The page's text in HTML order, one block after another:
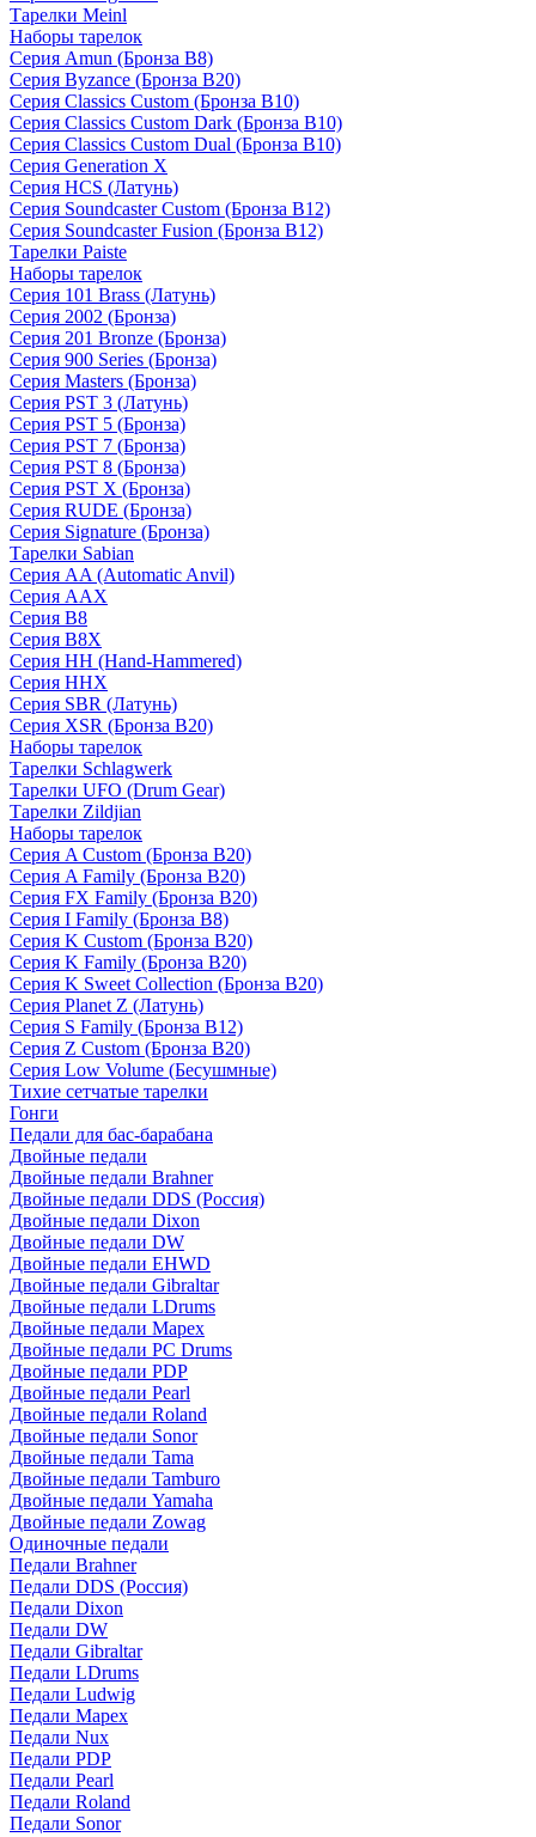
Тарелки Meinl
Наборы тарелок
Серия Amun (Бронза B8)
Серия Byzance (Бронза B20)
Серия Classics Custom (Бронза B10)
Серия Classics Custom Dark (Бронза B10)
Серия Classics Custom Dual (Бронза B10)
Серия Generation X
Серия HCS (Латунь)
Серия Soundcaster Custom (Бронза B12)
Серия Soundcaster Fusion (Бронза B12)
Тарелки Paiste
Наборы тарелок
Серия 101 Brass (Латунь)
Серия 2002 (Бронза)
Серия 201 Bronze (Бронза)
Серия 900 Series (Бронза)
Серия Masters (Бронза)
Серия PST 3 (Латунь)
Серия PST 5 (Бронза)
Серия PST 7 (Бронза)
Серия PST 8 (Бронза)
Серия PST X (Бронза)
Серия RUDE (Бронза)
Серия Signature (Бронза)
Тарелки Sabian
Серия AA (Automatic Anvil)
Серия AAX
Серия B8
Серия B8X
Серия HH (Hand-Hammered)
Серия HHX
Серия SBR (Латунь)
Серия XSR (Бронза B20)
Наборы тарелок
Тарелки Schlagwerk
Тарелки UFO (Drum Gear)
Тарелки Zildjian
Наборы тарелок
Серия A Custom (Бронза B20)
Серия A Family (Бронза B20)
Серия FX Family (Бронза B20)
Серия I Family (Бронза B8)
Серия K Custom (Бронза B20)
Серия K Family (Бронза B20)
Серия K Sweet Collection (Бронза B20)
Серия Planet Z (Латунь)
Серия S Family (Бронза B12)
Серия Z Custom (Бронза B20)
Серия Low Volume (Бесушмные)
Тихие сетчатые тарелки
Гонги
Педали для бас-барабана
Двойные педали
Двойные педали Brahner
Двойные педали DDS (Россия)
Двойные педали Dixon
Двойные педали DW
Двойные педали EHWD
Двойные педали Gibraltar
Двойные педали LDrums
Двойные педали Mapex
Двойные педали PC Drums
Двойные педали PDP
Двойные педали Pearl
Двойные педали Roland
Двойные педали Sonor
Двойные педали Tama
Двойные педали Tamburo
Двойные педали Yamaha
Двойные педали Zowag
Одиночные педали
Педали Brahner
Педали DDS (Россия)
Педали Dixon
Педали DW
Педали Gibraltar
Педали LDrums
Педали Ludwig
Педали Mapex
Педали Nux
Педали PDP
Педали Pearl
Педали Roland
Педали Sonor